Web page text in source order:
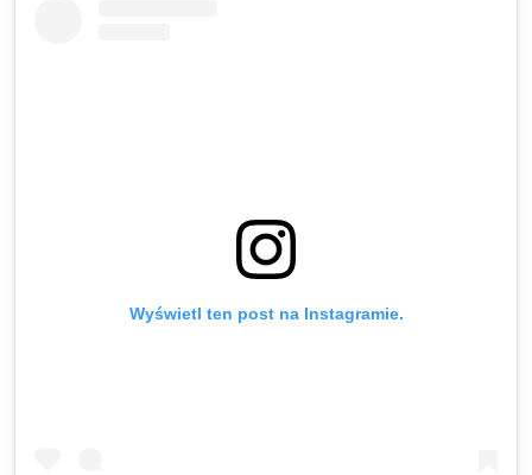
Wyświetl ten post na Instagramie.